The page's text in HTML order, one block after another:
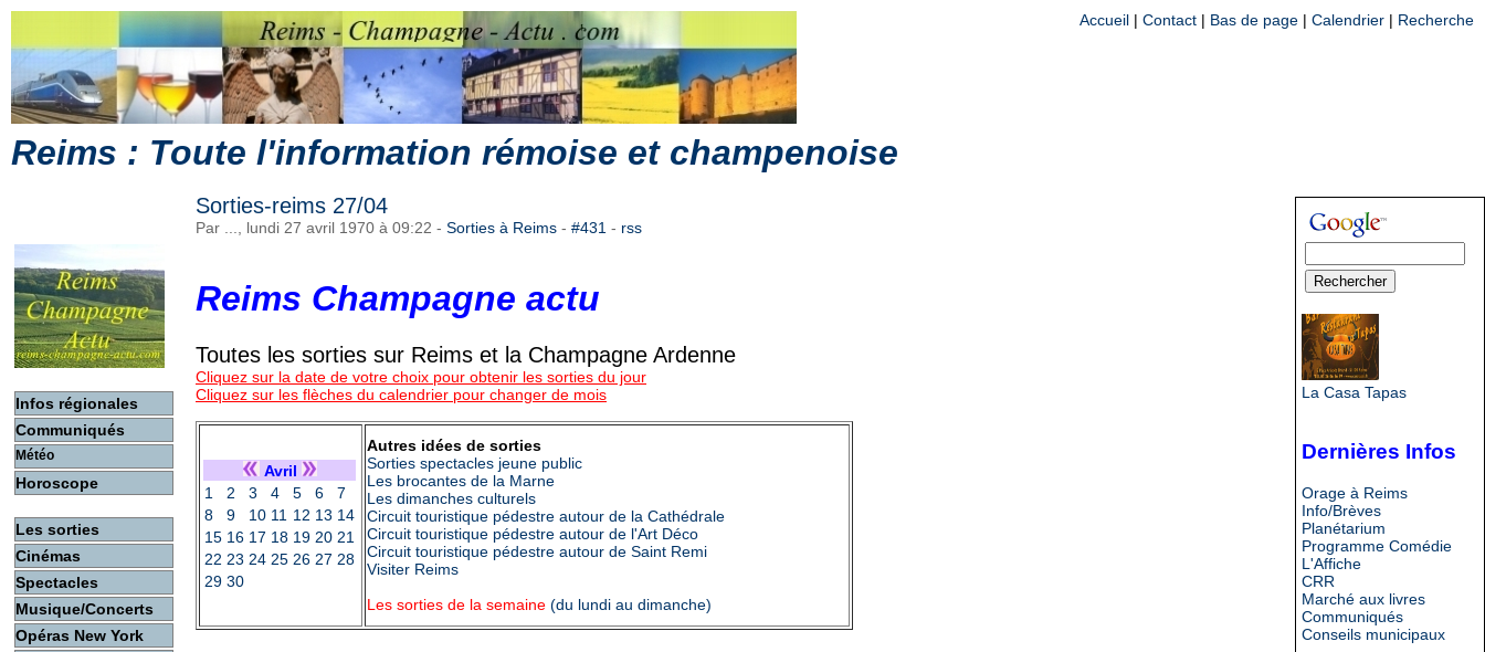
Reims : Toute l'information rémoise et champenoise
Accueil | Contact | Bas de page | Calendrier | Recherche
Infos régionales
Communiqués
Météo
Horoscope
Les sorties
Cinémas
Spectacles
Musique/Concerts
Opéras New York
Sorties-reims 27/04
Par ..., lundi 27 avril 1970 à 09:22 - Sorties à Reims - #431 - rss
Reims Champagne actu
Toutes les sorties sur Reims et la Champagne Ardenne
Cliquez sur la date de votre choix pour obtenir les sorties du jour
Cliquez sur les flèches du calendrier pour changer de mois
Avril
1
2 3 4 5 6
7
8
9 10 11 12 13 14
15 16 17 18 19 20 21
22 23 24 25 26 27 28
29 30
Autres idées de sorties
Sorties spectacles jeune public
Les brocantes de la Marne
Les dimanches culturels
Circuit touristique pédestre autour de la Cathédrale
Circuit touristique pédestre autour de l'Art Déco
Circuit touristique pédestre autour de Saint Remi
Visiter Reims
Les sorties de la semaine (du lundi au dimanche)
La Casa Tapas
Dernières Infos
Orage à Reims
Info/Brèves
Planétarium
Programme Comédie
L'Affiche
CRR
Marché aux livres
Communiqués
Conseils municipaux